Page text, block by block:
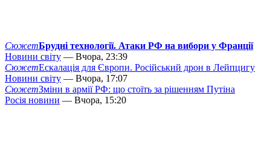
СюжетБрудні технології. Атаки РФ на вибори у Франції
Новини світу — Вчора, 23:39
СюжетЕскалація для Європи. Російський дрон в Лейпцигу
Новини світу — Вчора, 17:07
СюжетЗміни в армії РФ: що стоїть за рішенням Путіна
Росія новини — Вчора, 15:20